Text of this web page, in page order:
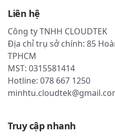
Liên hệ
Công ty TNHH CLOUDTEK
Địa chỉ trụ sở chính: 85
TPHCM
MST: 0315581414
Hotline: 078 667 1250
Truy cập nhanh